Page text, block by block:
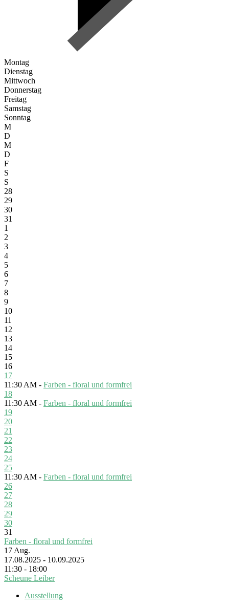
Montag
Dienstag
Mittwoch
Donnerstag
Freitag
Samstag
Sonntag
M
D
M
D
F
S
S
28
29
30
31
1
2
3
4
5
6
7
8
9
10
11
12
13
14
15
16
17
11:30 AM - Farben - floral und formfrei
18
11:30 AM - Farben - floral und formfrei
19
20
21
22
23
24
25
11:30 AM - Farben - floral und formfrei
26
27
28
29
30
31
Farben - floral und formfrei
17 Aug.
17.08.2025 - 10.09.2025
11:30 - 18:00
Scheune Leiber
Ausstellung